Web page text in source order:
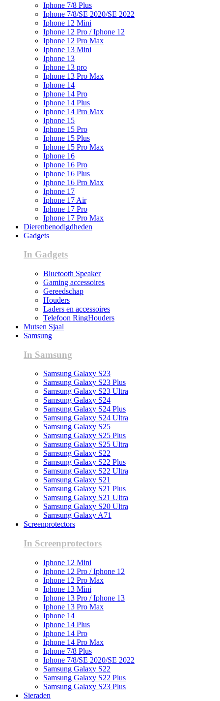
Iphone 7/8 Plus
Iphone 7/8/SE 2020/SE 2022
Iphone 12 Mini
Iphone 12 Pro / Iphone 12
Iphone 12 Pro Max
Iphone 13 Mini
Iphone 13
Iphone 13 pro
Iphone 13 Pro Max
Iphone 14
Iphone 14 Pro
Iphone 14 Plus
Iphone 14 Pro Max
Iphone 15
Iphone 15 Pro
Iphone 15 Plus
Iphone 15 Pro Max
Iphone 16
Iphone 16 Pro
Iphone 16 Plus
Iphone 16 Pro Max
Iphone 17
Iphone 17 Air
Iphone 17 Pro
Iphone 17 Pro Max
Dierenbenodigdheden
Gadgets
In Gadgets
Bluetooth Speaker
Gaming accessoires
Gereedschap
Houders
Laders en accessoires
Telefoon RingHouders
Mutsen Sjaal
Samsung
In Samsung
Samsung Galaxy S23
Samsung Galaxy S23 Plus
Samsung Galaxy S23 Ultra
Samsung Galaxy S24
Samsung Galaxy S24 Plus
Samsung Galaxy S24 Ultra
Samsung Galaxy S25
Samsung Galaxy S25 Plus
Samsung Galaxy S25 Ultra
Samsung Galaxy S22
Samsung Galaxy S22 Plus
Samsung Galaxy S22 Ultra
Samsung Galaxy S21
Samsung Galaxy S21 Plus
Samsung Galaxy S21 Ultra
Samsung Galaxy S20 Ultra
Samsung Galaxy A71
Screenprotectors
In Screenprotectors
Iphone 12 Mini
Iphone 12 Pro / Iphone 12
Iphone 12 Pro Max
Iphone 13 Mini
Iphone 13 Pro / Iphone 13
Iphone 13 Pro Max
Iphone 14
Iphone 14 Plus
Iphone 14 Pro
Iphone 14 Pro Max
Iphone 7/8 Plus
Iphone 7/8/SE 2020/SE 2022
Samsung Galaxy S22
Samsung Galaxy S22 Plus
Samsung Galaxy S23 Plus
Sieraden